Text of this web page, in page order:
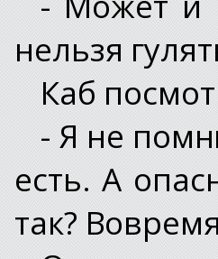
нельзя
Каб
- Я не
есть. А
так?